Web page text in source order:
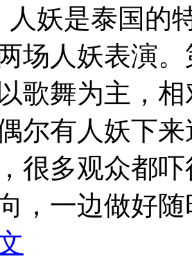
是泰国的
场人妖表演
以歌舞为主，
尔有人妖下
很多观众都
，一边做好